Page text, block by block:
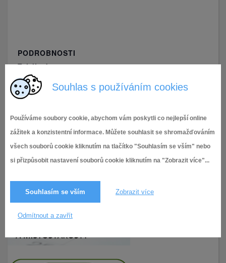
Souhlas s používáním cookies
Používáme soubory cookie, abychom vám poskytli co nejlepší online
zážitek a konzistentní informace. Můžete souhlasit se shromažďováním
všech souborů cookie kliknutím na tlačítko "Souhlasím se vším" nebo
si přizpůsobit nastavení souborů cookie kliknutím na "Zobrazit více"...
Souhlasím se vším Zobrazit více
Odmítnout a zavřít
PODROBNOSTI
Zahájení:
22.8.2025, 20:00
Ukončení:
Letní kino – Na plech Letní kino – Rozzum v divočině